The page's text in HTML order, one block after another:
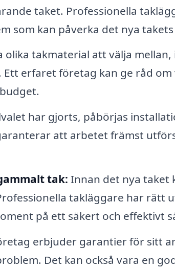
taket. Professionella
som kan påverka det nya
olika takmaterial att välja mellan,
erfaret företag kan ge råd
har gjorts, påbörjas
att arbetet främst
tak: Innan det nya taket
takläggare har rätt
på ett säkert och effektivt
erbjuder garantier för sitt
Det kan också vara en